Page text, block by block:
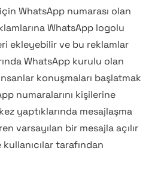
WhatsApp numarası olan
WhatsApp logolu
ekleyebilir ve bu reklamlar
WhatsApp kurulu olan
konuşmaları başlatmak
numaralarını kişilerine
yaptıklarında mesajlaşma
varsayılan bir mesajla açılır
tarafından